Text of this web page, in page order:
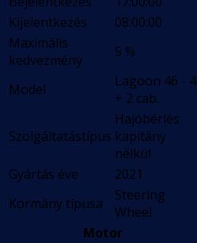
Kijelentkezés
08:00:00
Maximális
kedvezmény
5 %
Model
Lagoon 46 - 4
+ 2 cab.
Szolgáltatástípus
Hajóbérlés
kapitány
nélkül
Gyártás éve
2021
Kormány típusa
Steering
Wheel
Motor